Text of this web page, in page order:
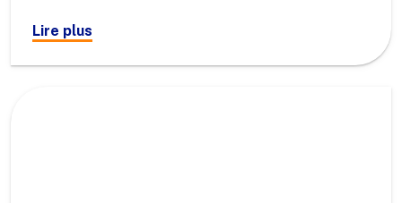
Lire plus